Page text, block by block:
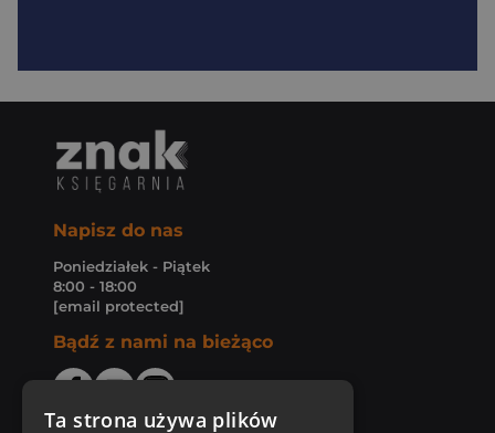
Napisz do nas
Poniedziałek - Piątek
8:00 - 18:00
[email protected]
Bądź z nami na bieżąco
Ta strona używa plików